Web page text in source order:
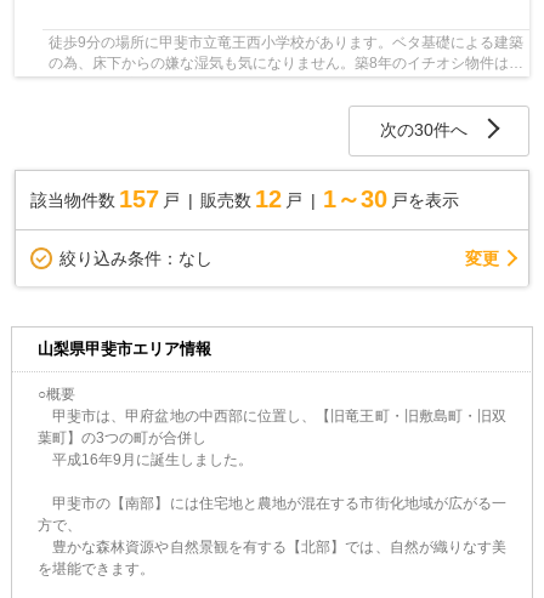
徒歩9分の場所に甲斐市立竜王西小学校があります。ベタ基礎による建築
の為、床下からの嫌な湿気も気になりません。築8年のイチオシ物件はこ
ちらです,。安心の前面道路6m以上の条件を備...
次の30件へ
該当物件数 157 戸 販売数 12 戸 1～30 戸を表示
絞り込み条件： なし 変更
山梨県甲斐市エリア情報
○概要
甲斐市は、甲府盆地の中西部に位置し、【旧竜王町・旧敷島町・旧双
葉町】の3つの町が合併し
平成16年9月に誕生しました。
甲斐市の【南部】には住宅地と農地が混在する市街化地域が広がる一
方で、
豊かな森林資源や自然景観を有する【北部】では、自然が織りなす美
を堪能できます。